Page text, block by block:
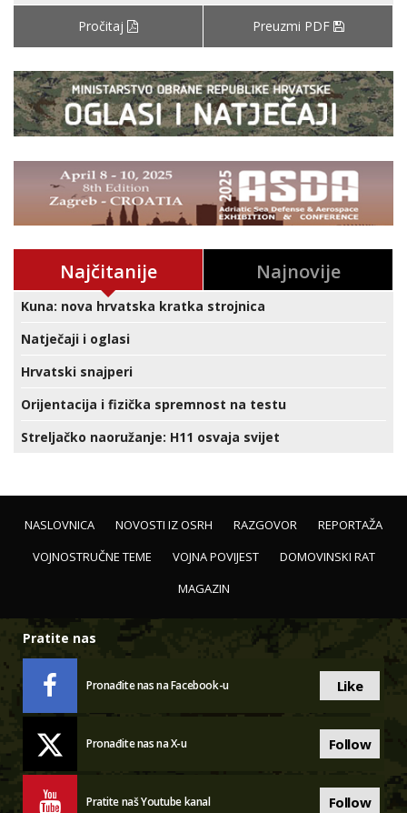
Pročitaj Preuzmi PDF
Najčitanije Najnovije
Kuna: nova hrvatska kratka strojnica
Natječaji i oglasi
Hrvatski snajperi
Orijentacija i fizička spremnost na testu
Streljačko naoružanje: H11 osvaja svijet
NASLOVNICA NOVOSTI IZ OSRH RAZGOVOR
REPORTAŽA
VOJNOSTRUČNE TEME
VOJNA POVIJEST
DOMOVINSKI RAT
MAGAZIN
Pratite nas
Pronađite nas na Facebook-u Like
Pronađite nas na X-u Follow
Pratite naš Youtube kanal Follow